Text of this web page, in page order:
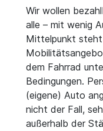
Wir wollen
alle – mit wenig
Mittelpunkt
dem Fahrrad
Bedingungen.
(eigene) Auto
nicht der Fall,
außerhalb der